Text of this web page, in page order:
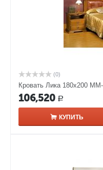
(0)
Кровать Лика 180х200
106,520 Р
КУПИТЬ